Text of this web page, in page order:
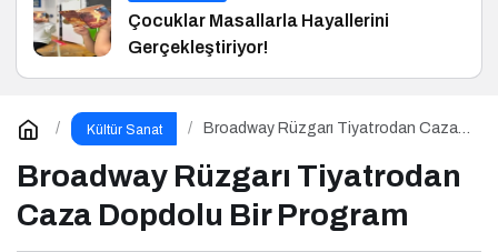
Çocuklar Masallarla Hayallerini
Gerçekleştiriyor!
Kültür Sanat
Broadway Rüzgarı Tiyatrodan Caza
Broadway Rüzgarı Tiyatrodan
Caza Dopdolu Bir Program